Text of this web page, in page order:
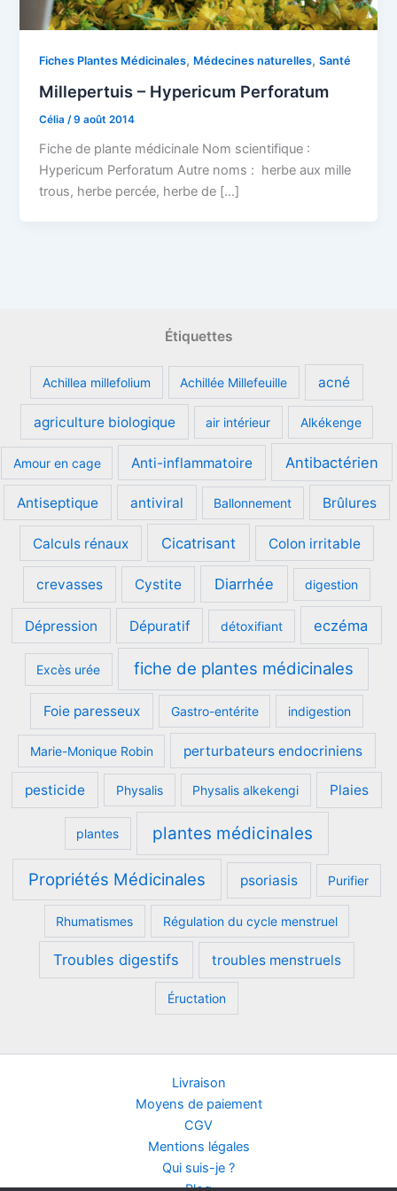
Fiches Plantes Médicinales, Médecines naturelles,Santé
Millepertuis – Hypericum Perforatum
Célia/9 août 2014
Fiche de plante médicinale Nom scientifique :
Hypericum Perforatum Autre noms : herbe aux mille
trous, herbe percée, herbe de […]
Étiquettes
Achillea millefolium Achillée Millefeuille acné
agriculture biologique air intérieur Alkékenge
Amour en cage Anti-inflammatoire Antibactérien
Antiseptique antiviral Ballonnement Brûlures
Calculs rénaux Cicatrisant Colon irritable
crevasses Cystite Diarrhée digestion
Dépression Dépuratif détoxifiant eczéma
Excès urée fiche de plantes médicinales
Foie paresseux Gastro-entérite indigestion
Marie-Monique Robin perturbateurs endocriniens
pesticide Physalis Physalis alkekengi Plaies
plantes plantes médicinales
Propriétés Médicinales psoriasis Purifier
Rhumatismes Régulation du cycle menstruel
Troubles digestifs troubles menstruels
Éructation
Livraison
Moyens de paiement
CGV
Mentions légales
Qui suis-je ?